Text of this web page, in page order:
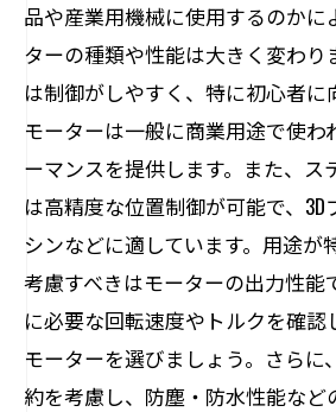
ステッピングモーター
ドバイス
ステッピングモーター
ステッピングモーター利
点
ステッピングモーターを
識
モーター選びで失敗しないた
確認方法
モーターの基本仕様を
品や産業用機械に使用するのかに
ターの種類や性能は大きく変わり
は制御がしやすく、特に初心者に
モーターは一般に商業用途で使わ
ーマンスを提供します。また、ス
は高精度な位置制御が可能で、3D
シンなどに適しています。用途が
考慮すべきはモーターの出力性能
に必要な回転速度やトルクを確認
モーターを選びましょう。さらに
約を考慮し、防塵・防水性能など